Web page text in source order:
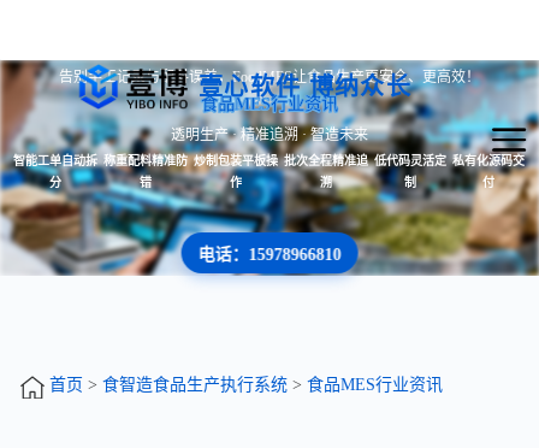
壹心软件 博纳众长
告别手工记录与配料误差，FoodMES让食品生产更安全、更高效！
食品MES行业资讯
透明生产 · 精准追溯 · 智造未来
智能工单自动拆
分
称重配料精准防
错
炒制包装平板操
作
批次全程精准追
溯
低代码灵活定
制
私有化源码交
付
电话：15978966810
首页 > 食智造食品生产执行系统> 食品MES行业资讯